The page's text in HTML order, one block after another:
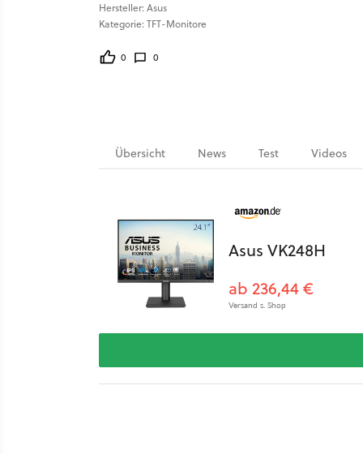
Hersteller: Asus
Kategorie: TFT-Monitore
0 0
Übersicht News Test Videos
Asus VK248H
ab 236,44 €
Versand s. Shop